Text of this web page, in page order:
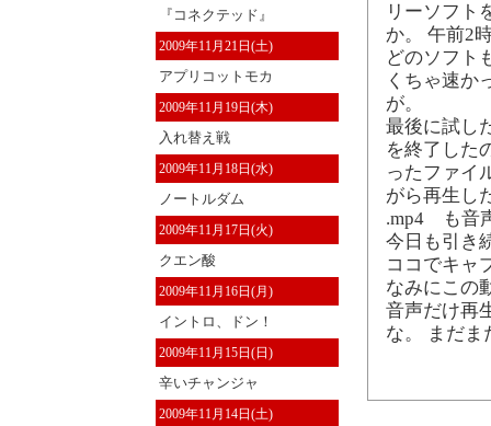
『コネクテッド』
2009年11月21日(土)
アプリコットモカ
2009年11月19日(木)
入れ替え戦
2009年11月18日(水)
ノートルダム
2009年11月17日(火)
クエン酸
2009年11月16日(月)
イントロ、ドン！
2009年11月15日(日)
辛いチャンジャ
2009年11月14日(土)
リーソフト
か。 午前2
どのソフト
くちゃ速か
が。
最後に試し
を終了した
ったファイ
がら再生し
.mp4 も音
今日も引き
ココでキャ
なみにこの
音声だけ再
な。 まだま